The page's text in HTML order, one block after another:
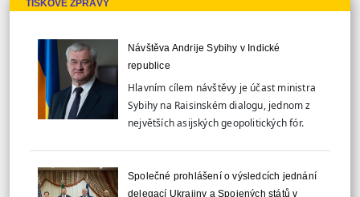
TISKOVÉ ZPRÁVY
Návštěva Andrije Sybihy v Indické
republice
Hlavním cílem návštěvy je účast ministra
Sybihy na Raisinském dialogu, jednom z
největších asijských geopolitických fór.
Společné prohlášení o výsledcích jednání
delegací Ukrajiny a Spojených států v